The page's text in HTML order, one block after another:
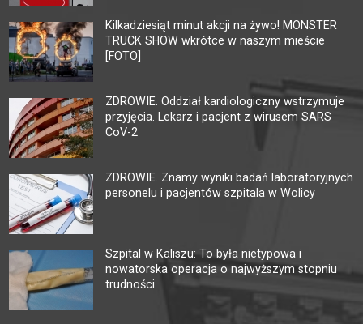
Kilkadziesiąt minut akcji na żywo! MONSTER
TRUCK SHOW wkrótce w naszym mieście
[FOTO]
ZDROWIE. Oddział kardiologiczny wstrzymuje
przyjęcia. Lekarz i pacjent z wirusem SARS
CoV-2
ZDROWIE. Znamy wyniki badań laboratoryjnych
personelu i pacjentów szpitala w Wolicy
Szpital w Kaliszu: To była nietypowa i
nowatorska operacja o najwyższym stopniu
trudności